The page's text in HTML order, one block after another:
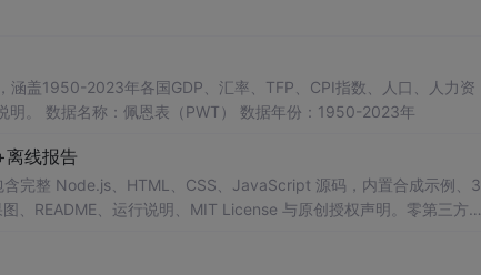
度条交互的开发学习者。 使用场景 自媒体批量压缩配图，降低图
格式化转换全套 Qt 图像开发实战案例。 工具核心功能清单 双模
义输出宽高分辨率，支持锁定原始宽高比，避免图片拉伸变形； 滑
义输出保存目录，批量生成压缩后的图片文件； 实时进度条展示处
码，功能拆分清晰，每段代码附带详细注释，新手可分步拆解学
可直接编译运行； 源码结构清晰，功能
本等多项数据，整理的PWT 11.0中文翻译使用说明，英文原版使用说明。 数据名称：佩恩表（PWT） 数据年份：1950-2023年
离线报告
完整 Node.js、HTML、CSS、JavaScript 源码，内置合成示例、3
README、运行说明、MIT License 与原创授权声明。零第三方
report，或启动静态服务器打开 index.html。